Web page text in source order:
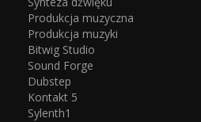
Produkcja muzyczna
Produkcja muzyki
Bitwig Studio
Sound Forge
Dubstep
Kontakt 5
Sylenth1